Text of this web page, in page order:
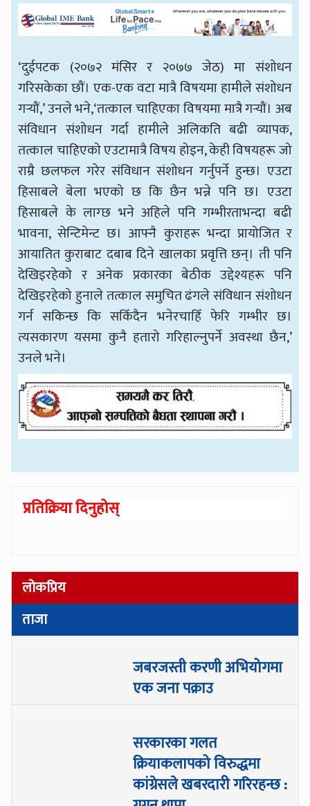
‘दुईपटक (२०७२ मंसिर र २०७७ जेठ) मा संशोधन
गरिसकेका छौं। एक-एक वटा मात्रै विषयमा हामीले संशोधन
गर्‍यौं,’ उनले भने,‘तत्काल चाहिएका विषयमा मात्रै गर्‍यौं। अब
संविधान संशोधन गर्दा हामीले अलिकति बढी व्यापक,
तत्काल चाहिएको एउटामात्रै विषय होइन, केही विषयहरू जो
राम्रै छलफल गरेर संविधान संशोधन गर्नुपर्ने हुन्छ। एउटा
हिसाबले बेला भएको छ कि छैन भन्ने पनि छ। एउटा
हिसाबले के लाग्छ भने अहिले पनि गम्भीरताभन्दा बढी
भावना, सेन्टिमेन्ट छ। आफ्नै कुराहरू भन्दा प्रायोजित र
आयातित कुराबाट दबाब दिने खालका प्रवृत्ति छन्। ती पनि
देखिइरहेको र अनेक प्रकारका बेठीक उद्देश्यहरू पनि
देखिइरहेको हुनाले तत्काल समुचित ढंगले संविधान संशोधन
गर्न सकिन्छ कि सकिँदैन भनेरचाहिँ फेरि गम्भीर छ।
त्यसकारण यसमा कुनै हतारो गरिहाल्नुपर्ने अवस्था छैन,’
उनले भने।
प्रतिक्रिया दिनुहोस्
लोकप्रिय
ताजा
जबरजस्ती करणी अभियोगमा
एक जना पक्राउ
सरकारका गलत
क्रियाकलापको विरुद्धमा
कांग्रेसले खबरदारी गरिरहन्छ :